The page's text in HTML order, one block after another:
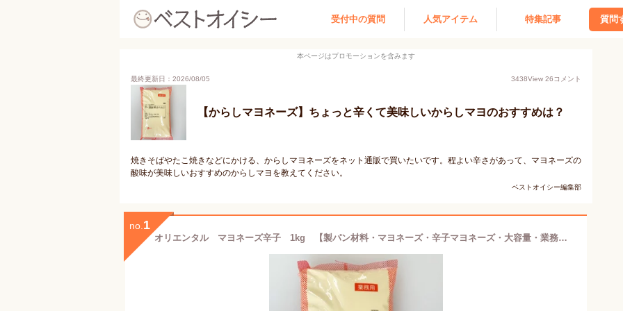
受付中の質問 人気アイテム 特集記事 質問
本ページはプロモーションを含みます
最終更新日：2026/08/05 3438View 26コメント
【からしマヨネーズ】ちょっと辛くて美味しいからしマヨのおすすめは？
焼きそばやたこ焼きなどにかける、からしマヨネーズをネット通販で買いたいです。程よい辛さがあって、マヨネーズの
酸味が美味しいおすすめのからしマヨを教えてください。
ベストオイシー編集部
no. 1
オリエンタル マヨネーズ辛子 1kg 【製パン材料・マヨネーズ・辛子マヨネーズ・大容量・業務用】